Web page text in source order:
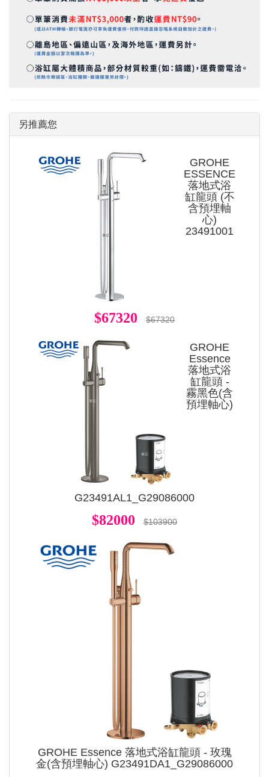
另推薦您
GROHE
ESSENCE
落地式浴
缸龍頭 (不
含預埋軸
心)
23491001
$67320 $67320
GROHE
Essence
落地式浴
缸龍頭 -
霧黑色(含
預埋軸心)
G23491AL1_G29086000
$82000 $103900
GROHE Essence 落地式浴缸龍頭 - 玫瑰
金(含預埋軸心) G23491DA1_G29086000